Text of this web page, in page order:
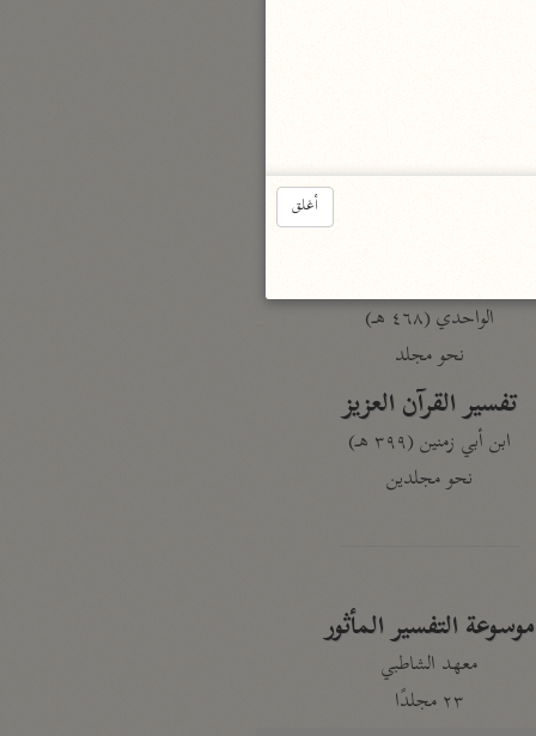
الواحدي (٤٦٨ هـ)
نحو مجلد
تفسير القرآن العزيز
ابن أبي زمنين (٣٩٩ هـ)
نحو مجلدين
موسوعة التفسير المأثور
معهد الشاطبي
٢٣ مجلدًا
أغلق